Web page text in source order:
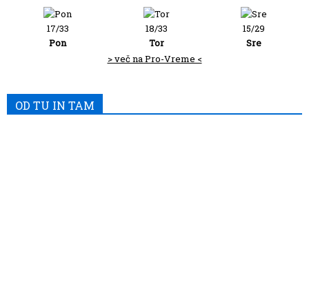
17/33
Pon
18/33
Tor
15/29
Sre
> več na Pro-Vreme <
OD TU IN TAM